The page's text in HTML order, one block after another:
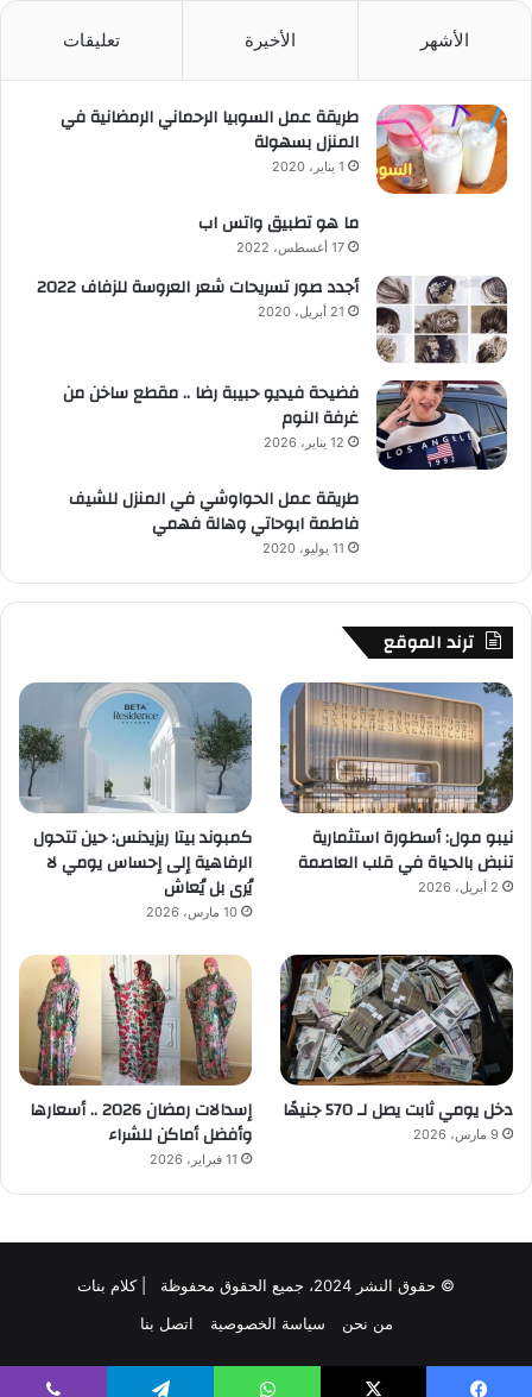
الأشهر الأخيرة تعليقات
طريقة عمل السوبيا الرحماني الرمضانية في
المنزل بسهولة
1 يناير، 2020
ما هو تطبيق واتس اب
17 أغسطس، 2022
أجدد صور تسريحات شعر العروسة للزفاف 2022
21 أبريل، 2020
فضيحة فيديو حبيبة رضا .. مقطع ساخن من
غرفة النوم
12 يناير، 2026
طريقة عمل الحواوشي في المنزل للشيف
فاطمة ابوحاتي وهالة فهمي
11 يوليو، 2020
ترند الموقع
نيبو مول: أسطورة استثمارية
تنبض بالحياة في قلب العاصمة
2 أبريل، 2026
كمبوند بيتا ريزيدنس: حين تتحول
الرفاهية إلى إحساس يومي لا
يُرى بل يُعاش
10 مارس، 2026
دخل يومي ثابت يصل لـ 570 جنيهًا
9 مارس، 2026
إسدالات رمضان 2026 .. أسعارها
وأفضل أماكن للشراء
11 فبراير، 2026
© حقوق النشر 2024، جميع الحقوق محفوظة | كلام بنات
من نحن
سياسة الخصوصية اتصل بنا